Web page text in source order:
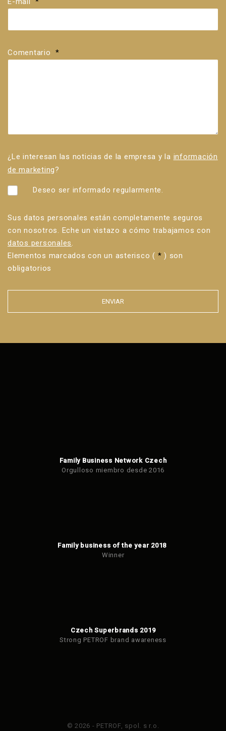
Comentario *
¿Le interesan las noticias de la empresa y la información
de marketing?
Deseo ser informado regularmente.
Sus datos personales están completamente seguros
con nosotros. Eche un vistazo a cómo trabajamos con
datos personales.
Elementos marcados con un asterisco ( * ) son
obligatorios
ENVIAR
formulario.
Family Business Network Czech
Orgulloso miembro desde 2016
Family business of the year 2018
Winner
Czech Superbrands 2019
Strong PETROF brand awareness
© 2026 - PETROF, spol. s r.o.